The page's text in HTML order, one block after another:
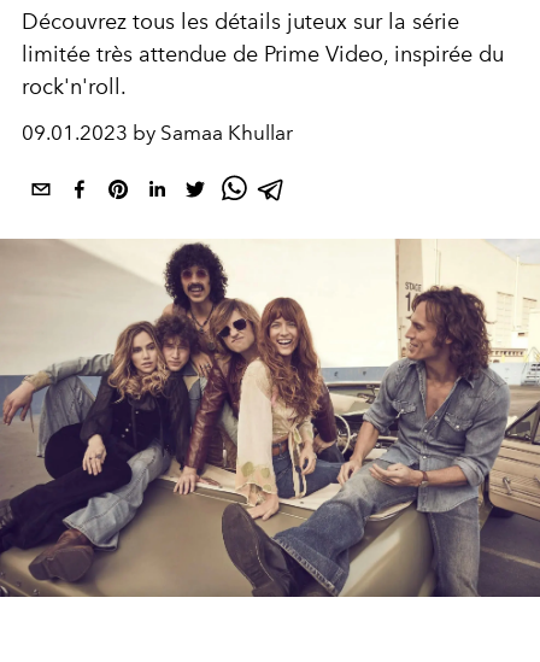
Découvrez tous les détails juteux sur la série
limitée très attendue de Prime Video, inspirée du
rock'n'roll.
09.01.2023 by Samaa Khullar